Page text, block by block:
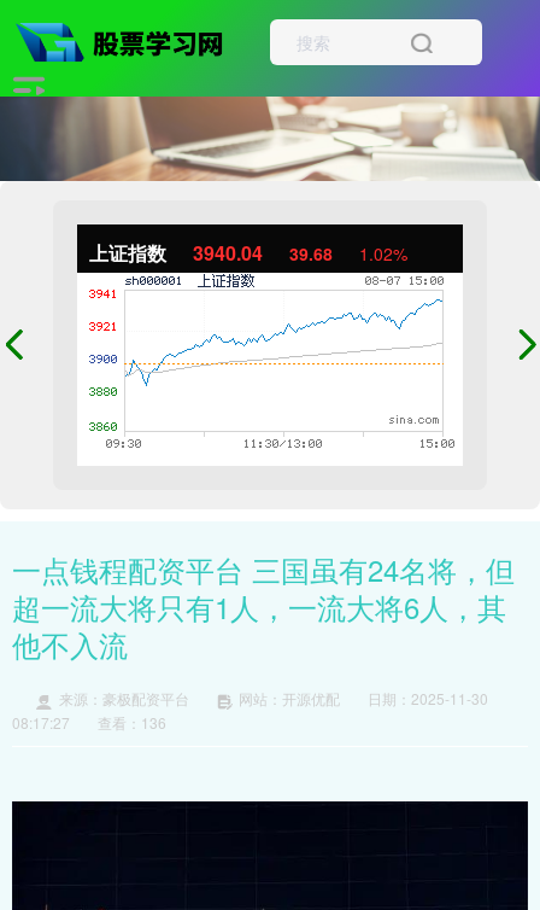
上证指数 3940.04 39.68 1.02%
一点钱程配资平台 三国虽有24名将，但
超一流大将只有1人，一流大将6人，其
他不入流
来源：豪极配资平台 网站：开源优配
日期：2025-11-30
08:17:27
查看：136